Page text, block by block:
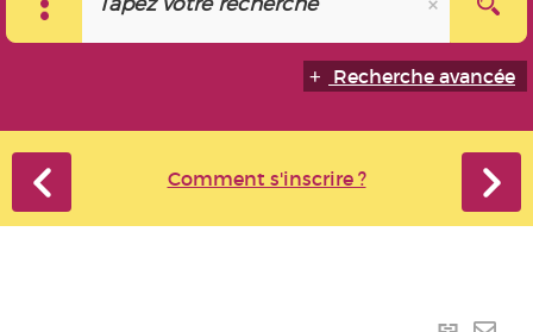
Recherche avancée
Comment s'inscrire ?
Lien